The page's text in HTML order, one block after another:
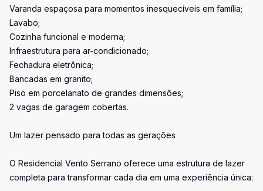
Varanda espaçosa para momentos inesquecíveis em família;
Lavabo;
Cozinha funcional e moderna;
Infraestrutura para ar-condicionado;
Fechadura eletrônica;
Bancadas em granito;
Piso em porcelanato de grandes dimensões;
2 vagas de garagem cobertas.
Um lazer pensado para todas as gerações
O Residencial Vento Serrano oferece uma estrutura de lazer
completa para transformar cada dia em uma experiência única: